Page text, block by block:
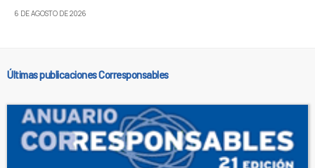
6 DE AGOSTO DE 2026
Últimas publicaciones Corresponsables